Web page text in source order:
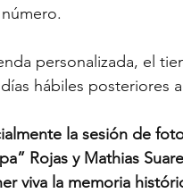
personalizada, el
hábiles posteriores
la sesión de
Rojas y Mathias
viva la memoria